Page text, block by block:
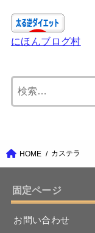
にほんブログ村
HOME カステラ
固定ページ
お問い合わせ